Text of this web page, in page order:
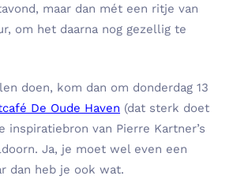
maar dan mét een ritje van
om het daarna nog gezellig te
doen, kom dan om donderdag 13
De Oude Haven (dat sterk doet
inspiratiebron van Pierre Kartner’s
Ja, je moet wel even een
dan heb je ook wat.